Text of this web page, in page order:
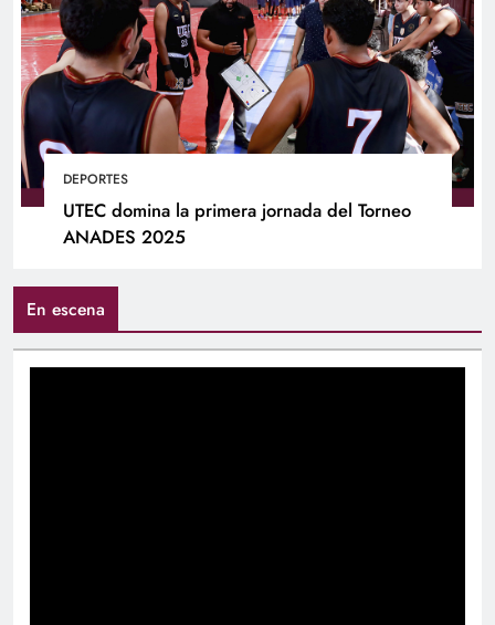
DEPORTES
UTEC domina la primera jornada del Torneo
ANADES 2025
En escena